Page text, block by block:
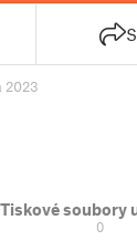
2023
Tiskové soubory
0